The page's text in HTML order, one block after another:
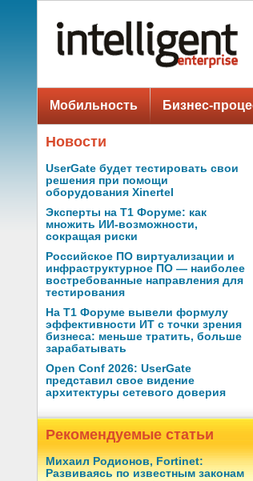
Мобильность Бизнес-
Новости
UserGate будет тестировать свои
решения при помощи
оборудования Xinertel
Эксперты на Т1 Форуме: как
множить ИИ-возможности,
сокращая риски
Российское ПО виртуализации и
инфраструктурное ПО — наиболее
востребованные направления для
тестирования
На Т1 Форуме вывели формулу
эффективности ИТ с точки зрения
бизнеса: меньше тратить, больше
зарабатывать
Open Conf 2026: UserGate
представил свое видение
архитектуры сетевого доверия
Рекомендуемые статьи
Михаил Родионов, Fortinet:
Развиваясь по известным законам